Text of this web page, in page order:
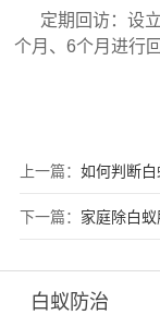
定期回访：设立
个月、6个月进行
上一篇： 如何判断白
下一篇： 家庭除白蚁
白蚁防治